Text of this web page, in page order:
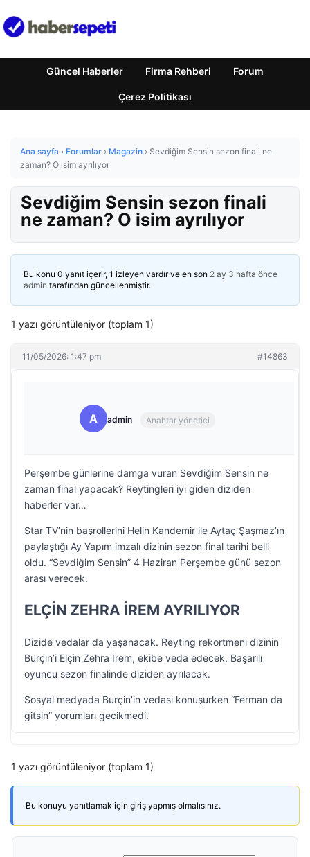
Güncel Haberler Firma Rehberi Forum
Çerez Politikası
Ana sayfa › Forumlar › Magazin › Sevdiğim Sensin sezon finali ne
zaman? O isim ayrılıyor
Sevdiğim Sensin sezon finali
ne zaman? O isim ayrılıyor
Bu konu 0 yanıt içerir, 1 izleyen vardır ve en son 2 ay 3 hafta önce
admin tarafından güncellenmiştir.
1 yazı görüntüleniyor (toplam 1)
11/05/2026: 1:47 pm #14863
A admin Anahtar yönetici
Perşembe günlerine damga vuran Sevdiğim Sensin ne
zaman final yapacak? Reytingleri iyi giden diziden
haberler var…
Star TV’nin başrollerini Helin Kandemir ile Aytaç Şaşmaz’ın
paylaştığı Ay Yapım imzalı dizinin sezon final tarihi belli
oldu. “Sevdiğim Sensin” 4 Haziran Perşembe günü sezon
arası verecek.
ELÇİN ZEHRA İREM AYRILIYOR
Dizide vedalar da yaşanacak. Reyting rekortmeni dizinin
Burçin’i Elçin Zehra İrem, ekibe veda edecek. Başarılı
oyuncu sezon finalinde diziden ayrılacak.
Sosyal medyada Burçin’in vedası konuşurken “Ferman da
gitsin” yorumları gecikmedi.
1 yazı görüntüleniyor (toplam 1)
Bu konuyu yanıtlamak için giriş yapmış olmalısınız.